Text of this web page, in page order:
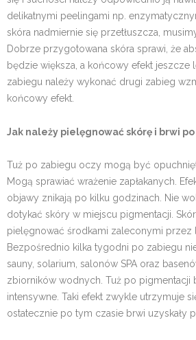
delikatnymi peelingami np.
skóra nadmiernie się przetłuszcza,
Dobrze przygotowana skóra sprawi, że
będzie większa, a końcowy efekt jeszcze
zabiegu należy wykonać drugi zabieg
końcowy efekt.
Jak należy pielęgnować skórę i brwi
Tuż po zabiegu oczy mogą być
Mogą sprawiać wrażenie zapłakanych.
objawy znikają po kilku godzinach. Nie
dotykać skóry w miejscu pigmentacji.
pielęgnować środkami zaleconymi przez
Bezpośrednio kilka tygodni po zabiegu
sauny, solarium, salonów SPA oraz
zbiorników wodnych. Tuż po pigmentacji
intensywne. Taki efekt zwykle utrzymuje
ostatecznie po tym czasie brwi uzyskały